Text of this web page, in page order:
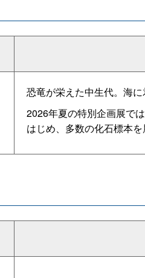
恐竜が栄えた中生代。海
2026年夏の特別企画展で
はじめ、多数の化石標本